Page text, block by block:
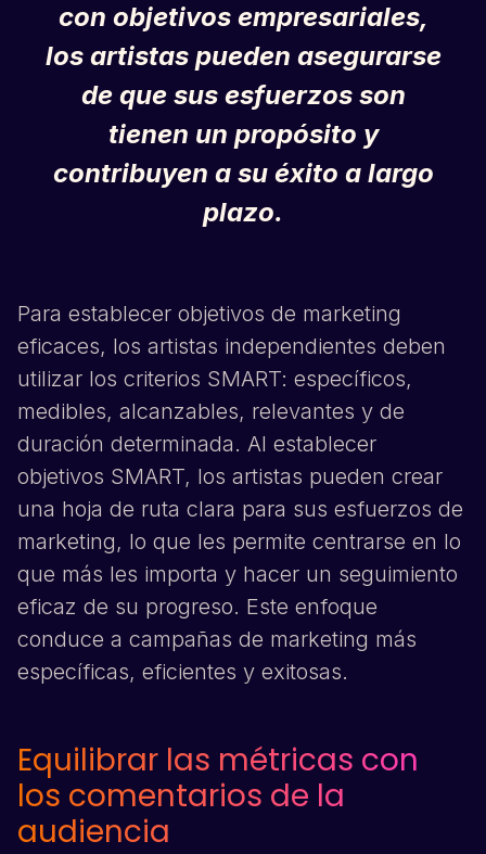
con objetivos empresariales,
los artistas pueden asegurarse
de que sus esfuerzos son
tienen un propósito y
contribuyen a su éxito a largo
plazo.
Para establecer objetivos de marketing
eficaces, los artistas independientes deben
utilizar los criterios SMART: específicos,
medibles, alcanzables, relevantes y de
duración determinada. Al establecer
objetivos SMART, los artistas pueden crear
una hoja de ruta clara para sus esfuerzos de
marketing, lo que les permite centrarse en lo
que más les importa y hacer un seguimiento
eficaz de su progreso. Este enfoque
conduce a campañas de marketing más
específicas, eficientes y exitosas.
Equilibrar las métricas con
los comentarios de la
audiencia